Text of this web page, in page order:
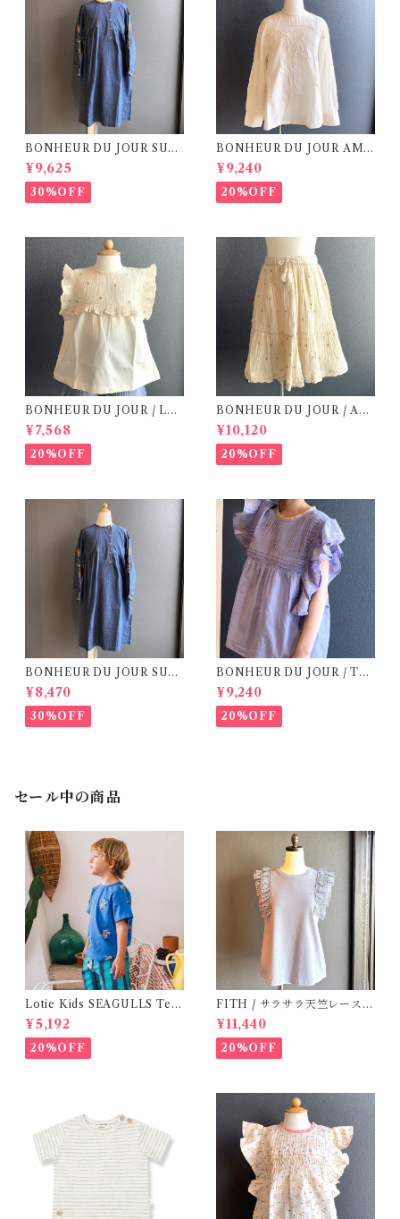
BONHEUR DU JOUR SUZ
EL Dress( 8-12Y)
¥9,625
30%OFF
BONHEUR DU JOUR AME
LIE Blouse ( 8Y)
¥9,240
20%OFF
BONHEUR DU JOUR / LEL
IE ( 8,10Y)
¥7,568
20%OFF
BONHEUR DU JOUR / AL
BA SKIRT ( 8,10Y)
¥10,120
20%OFF
BONHEUR DU JOUR SUZ
EL Dress(4, 6Y)
¥8,470
30%OFF
BONHEUR DU JOUR / TO
SCANE BlOUSE (8-12Y)
¥9,240
20%OFF
セール中の商品
Lotie Kids SEAGULLS Tee
(12m- 8Y)
¥5,192
20%OFF
FITH / サラサラ天竺レースT
シャツ (BL) / 145・155
¥11,440
20%OFF